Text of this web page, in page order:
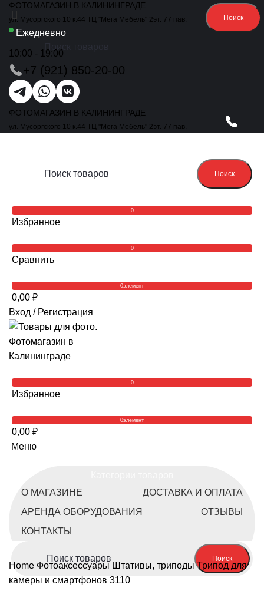
ФОТОМАГАЗИН В КАЛИНИНГРАДЕ
ул. Мусоргского 10 к.44 ТЦ "Мега Мебель" 2эт. 77 пав.
Ежедневно
10:00 - 19:00
+7 (921) 850-20-00
ФОТОМАГАЗИН В КАЛИНИНГРАДЕ
ул. Мусоргского 10 к.44 ТЦ "Мега Мебель" 2эт. 77 пав.
Поиск
0
Избранное
0
Сравнить
0элемент
0,00 ₽
Вход / Регистрация
0
Избранное
0элемент
0,00 ₽
Меню
О МАГАЗИНЕ
ДОСТАВКА И ОПЛАТА
АРЕНДА ОБОРУДОВАНИЯ
ОТЗЫВЫ
КОНТАКТЫ
Поиск
Home Фотоаксессуары Штативы, триподыТрипод для
камеры и смартфонов 3110
Поиск